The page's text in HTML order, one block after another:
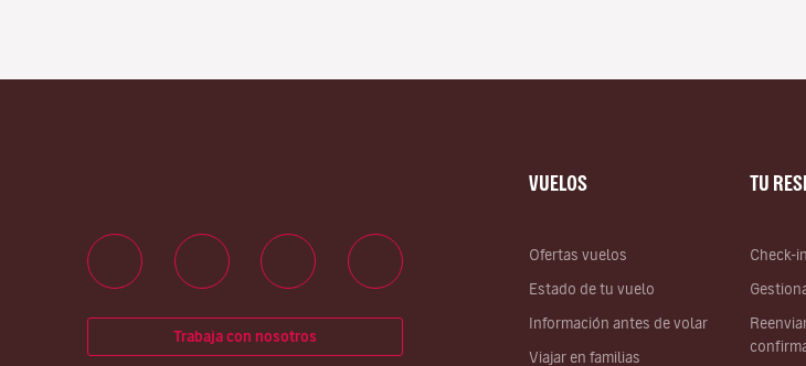
VUELOS
Ofertas vuelos
Estado de tu vuelo
Información antes de volar
Viajar en familias
TU
Check-
Trabaja con nosotros